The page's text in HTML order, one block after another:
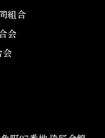
組合​
会
会